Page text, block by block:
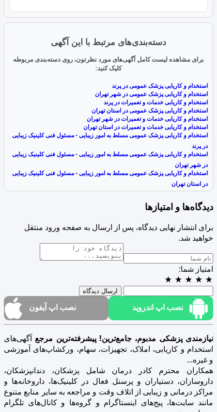
دسته‌بندی‌های مرتبط با این آگهی
برای مشاهده لیست کامل آگهی‌های مورد نظرتون، روی دسته‌بندی مربوطه
کلیک کنید:
استخدام و کاریابی پزشک عمومی در پرند
استخدام و کاریابی پزشک عمومی در شهر تهران
استخدام و کاریابی خدمات و تعمیرات در پرند
استخدام و کاریابی پزشک عمومی در استان تهران
استخدام و کاریابی خدمات و تعمیرات در شهر تهران
استخدام و کاریابی خدمات و تعمیرات در استان تهران
استخدام و کاریابی پزشک عمومی مسلط به امور زیبایی - مسئول فنی کلینیک زیبایی
در پرند
استخدام و کاریابی پزشک عمومی مسلط به امور زیبایی - مسئول فنی کلینیک زیبایی
در شهر تهران
استخدام و کاریابی پزشک عمومی مسلط به امور زیبایی - مسئول فنی کلینیک زیبایی
در استان تهران
دیدگاه‌ها و امتیازها
برای انتشار نهایی دیدگاه، پس از ارسال به صفحه ورود منتقل
خواهید شد.
امتیاز شما:
★
★
★
★
★
ارسال دیدگاه
نصب اپ اندروید نصب اپ آیفون
نیازمندی پزشکی مدبوم، جامع‌ترین! پیشرفته‌ترین مرجع آگهی‌های
استخدام و کاریابی، املاک، تجهیزات، سهام، ورکشاپ‌های آموزشی
و غیره...
همکاران محترم کادر درمان شامل پزشکان، دندانپزشکان،
داروسازان، دستیاران و پرسنل فعال در کلینیک‌ها، داروخانه‌ها و
مراکز درمانی و زیبایی از اتلاف وقت و مراجعه به سایر منابع متنوع
مانند سایت‌ها، پیج‌های اینستاگرام و گروه‌ها و کانال‌های تلگرام